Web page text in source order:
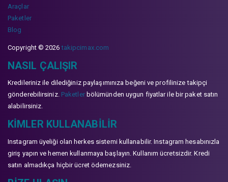
Araçlar
Paketler
Blog
Copyright © 2026takipcimax.com
NASIL ÇALIŞIR
Kredileriniz ile dilediğiniz paylaşımınıza beğeni ve profilinize takipçi
gönderebilirsiniz. Paketlerbölümünden uygun fiyatlar ile bir paket satın
alabilirsiniz.
KIMLER KULLANABILIR
Instagram üyeliği olan herkes sistemi kullanabilir. Instagram hesabınızla
giriş yapın ve hemen kullanmaya başlayın. Kullanım ücretsizdir. Kredi
satın almadıkça hiçbir ücret ödemezsiniz.